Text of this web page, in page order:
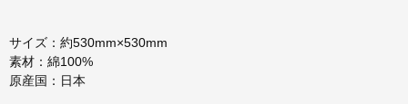
サイズ：約530mm×530mm
素材：綿100%
原産国：日本